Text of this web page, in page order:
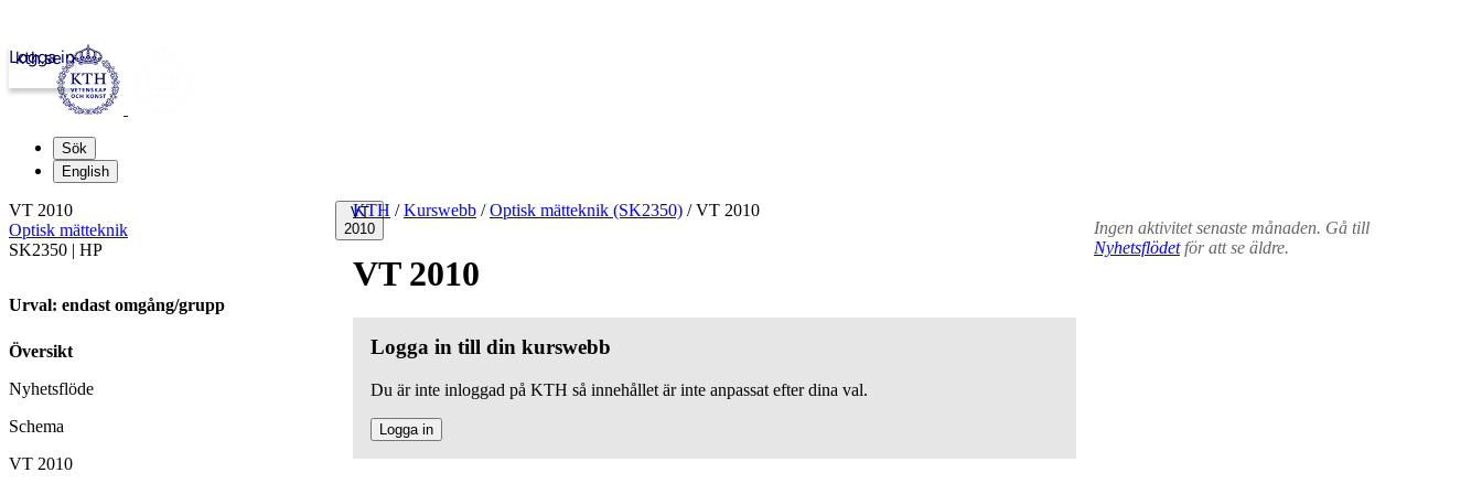
kth.se
Logga in
Sök
English
VT
2010
KTH / Kurswebb / Optisk mätteknik (SK2350) /VT 2010
VT 2010
Logga in till din kurswebb
Du är inte inloggad på KTH så innehållet är inte anpassat efter dina val.
Logga in
Ingen aktivitet senaste månaden. Gå till
Nyhetsflödetför att se äldre.
VT 2010
Optisk mätteknik
SK2350 | HP
Urval: endast omgång/grupp
Översikt
Nyhetsflöde
Schema
VT 2010